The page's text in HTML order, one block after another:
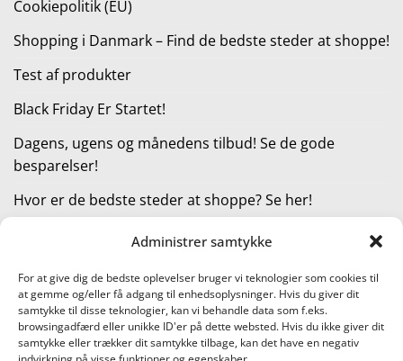
Administrer samtykke
For at give dig de bedste oplevelser bruger vi teknologier som cookies til
at gemme og/eller få adgang til enhedsoplysninger. Hvis du giver dit
samtykke til disse teknologier, kan vi behandle data som f.eks.
browsingadfærd eller unikke ID'er på dette websted. Hvis du ikke giver dit
samtykke eller trækker dit samtykke tilbage, kan det have en negativ
Cookiepolitik (EU)
Shopping i Danmark – Find de bedste steder at shoppe!
Test af produkter
Black Friday Er Startet!
Dagens, ugens og månedens tilbud! Se de gode
besparelser!
Hvor er de bedste steder at shoppe? Se her!
Kategorier